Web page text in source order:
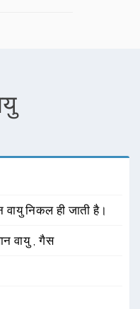
वायु निकल ही जाती है।
वायु ,गैस